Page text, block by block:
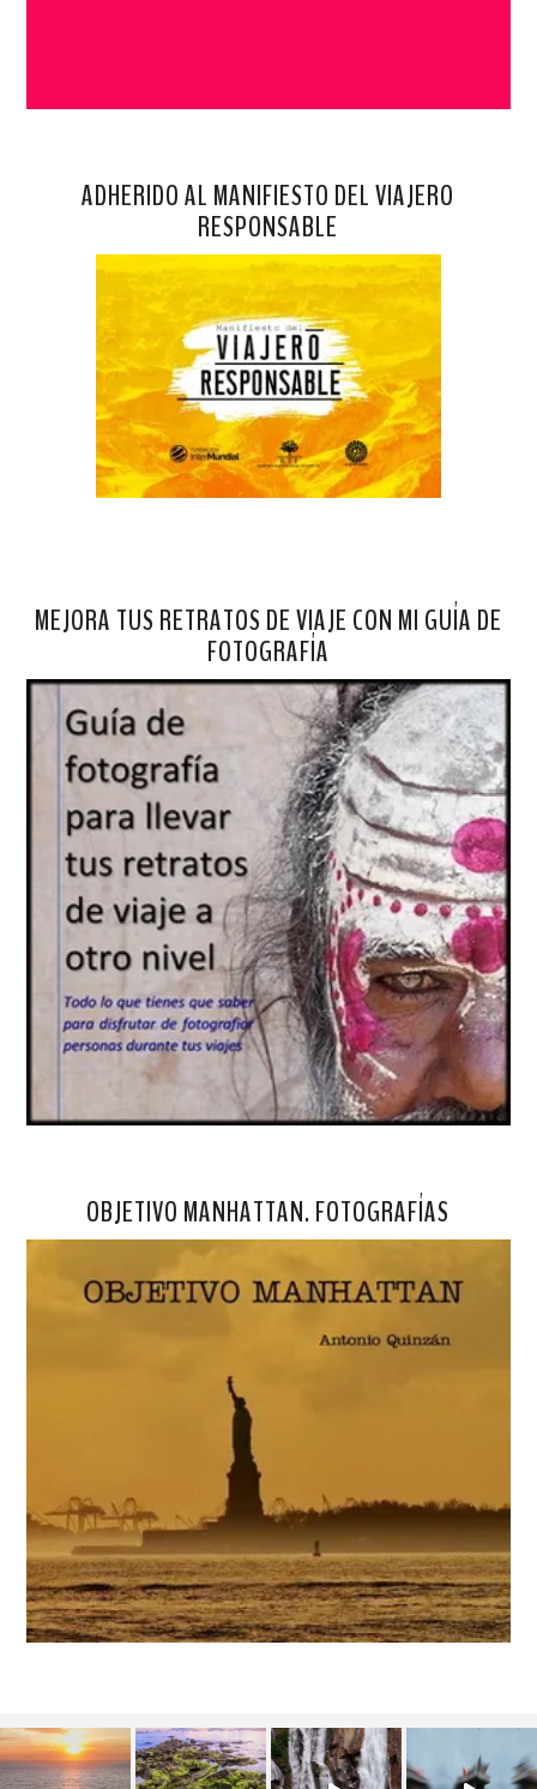
ADHERIDO AL MANIFIESTO DEL VIAJERO
RESPONSABLE
MEJORA TUS RETRATOS DE VIAJE CON MI GUÍA DE
FOTOGRAFÍA
OBJETIVO MANHATTAN. FOTOGRAFÍAS